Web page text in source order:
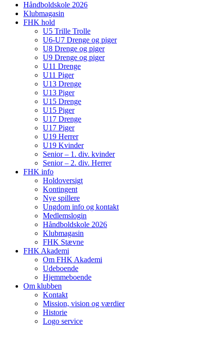
Håndboldskole 2026
Klubmagasin
FHK hold
U5 Trille Trolle
U6-U7 Drenge og piger
U8 Drenge og piger
U9 Drenge og piger
U11 Drenge
U11 Piger
U13 Drenge
U13 Piger
U15 Drenge
U15 Piger
U17 Drenge
U17 Piger
U19 Herrer
U19 Kvinder
Senior – 1. div. kvinder
Senior – 2. div. Herrer
FHK info
Holdoversigt
Kontingent
Nye spillere
Ungdom info og kontakt
Medlemslogin
Håndboldskole 2026
Klubmagasin
FHK Stævne
FHK Akademi
Om FHK Akademi
Udeboende
Hjemmeboende
Om klubben
Kontakt
Mission, vision og værdier
Historie
Logo service